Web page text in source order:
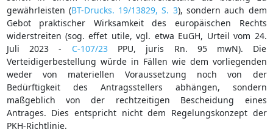
gewährleisten (BT-Drucks. 19/13829, S. 3), sondern auch dem
Gebot praktischer Wirksamkeit des europäischen Rechts
widerstreiten (sog. effet utile, vgl. etwa EuGH, Urteil vom 24.
Juli 2023 - C-107/23PPU, juris Rn. 95 mwN). Die
Verteidigerbestellung würde in Fällen wie dem vorliegenden
weder von materiellen Voraussetzung noch von der
Bedürftigkeit des Antragsstellers abhängen, sondern
maßgeblich von der rechtzeitigen Bescheidung eines
Antrages. Dies entspricht nicht dem Regelungskonzept der
PKH-Richtlinie.